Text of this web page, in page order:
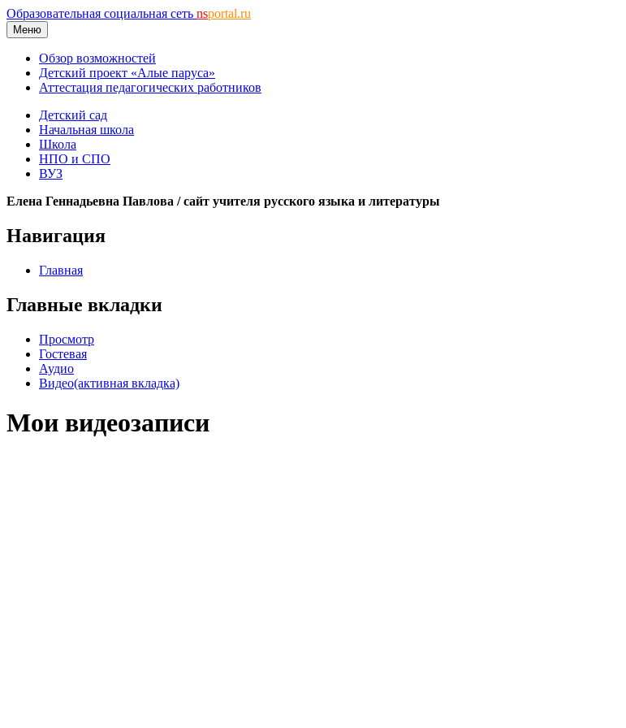
Образовательная социальная сеть nsportal.ru
Меню
Обзор возможностей
Детский проект «Алые паруса»
Аттестация педагогических работников
Детский сад
Начальная школа
Школа
НПО и СПО
ВУЗ
Елена Геннадьевна Павлова / сайт учителя русского языка и литературы
Навигация
Главная
Главные вкладки
Просмотр
Гостевая
Аудио
Видео(активная вкладка)
Мои видеозаписи